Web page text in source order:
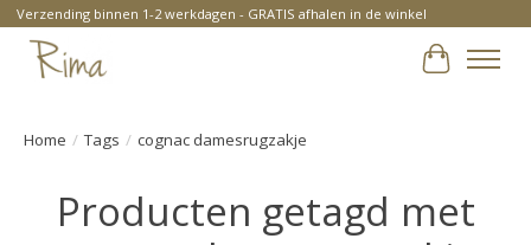
Verzending binnen 1-2 werkdagen - GRATIS afhalen in de winkel
Home / Tags / cognac damesrugzakje
Producten getagd met